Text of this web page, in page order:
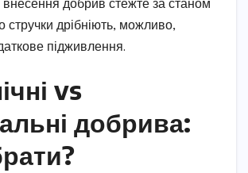
внесення добрив стежте за станом
стручки дрібніють, можливо,
підживлення.
vs
добрива: